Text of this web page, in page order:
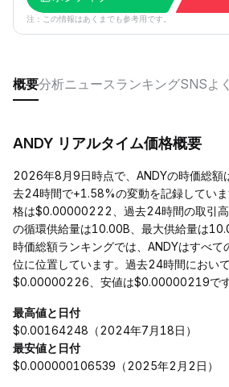
注：この情報はあくまでも参考用です。
概要分析ニュース ランキングSNSよ
ANDY リアルタイム価格概要
2026年8月9日時点で、ANDYの時価総
去24時間で+1.58%の変動を記録してい
格は$0.00000222、過去24時間の取引
の循環供給量は10.00B、最大供給量は
時価総額ランキングでは、ANDYはすべ
位に位置しています。過去24時間におい
$0.00000226、安値は$0.00000219です
最高値と日付
$0.00164248（2024年7月18日）
最安値と日付
$0.000000106539（2025年2月2日）